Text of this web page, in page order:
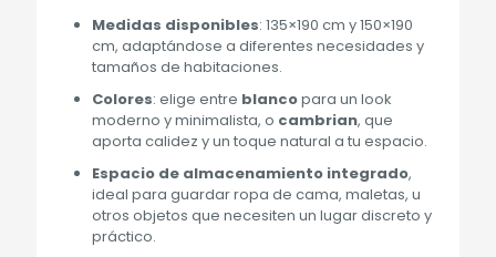
Medidas disponibles: 135×190 cm y 150×190
cm, adaptándose a diferentes necesidades y
tamaños de habitaciones.
Colores: elige entre blancopara un look
moderno y minimalista, o cambrian, que
aporta calidez y un toque natural a tu espacio.
Espacio de almacenamiento integrado,
ideal para guardar ropa de cama, maletas, u
otros objetos que necesiten un lugar discreto y
práctico.